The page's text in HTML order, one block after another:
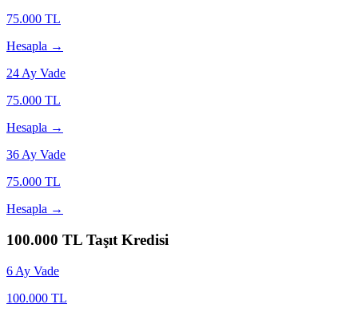
75.000 TL
Hesapla →
24 Ay Vade
75.000 TL
Hesapla →
36 Ay Vade
75.000 TL
Hesapla →
100.000 TL Taşıt Kredisi
6 Ay Vade
100.000 TL